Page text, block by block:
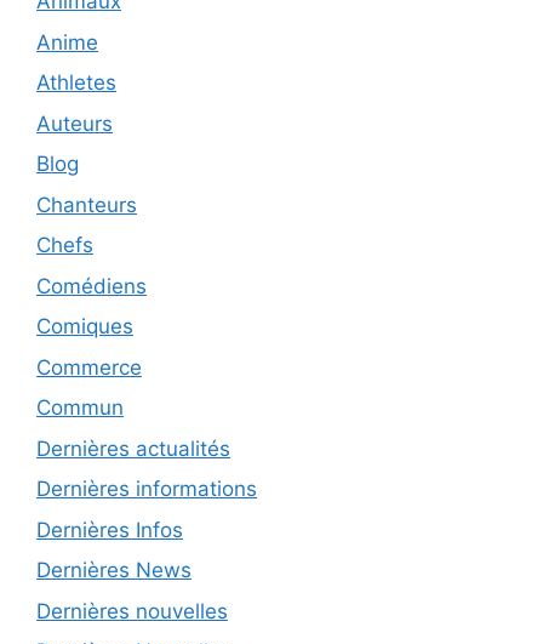
Anime
Athletes
Auteurs
Blog
Chanteurs
Chefs
Comédiens
Comiques
Commerce
Commun
Dernières actualités
Dernières informations
Dernières Infos
Dernières News
Dernières nouvelles